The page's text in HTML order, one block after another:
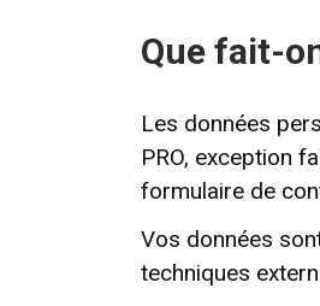
Que fait-
Les données
PRO, exception
formulaire de
Vos données
techniques